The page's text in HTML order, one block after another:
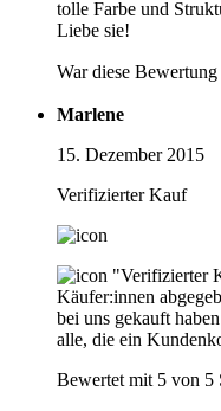
tolle Farbe und
Liebe sie!
War diese
Marlene
15. Dezember 2015
Verifizierter Kauf
"Verifizierter
Käufer:innen
bei uns gekauft
alle, die ein
Bewertet mit 5 von 5